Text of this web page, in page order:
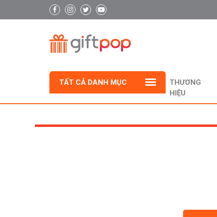
TẤT CẢ DANH MỤC
THƯƠNG
HIỆU